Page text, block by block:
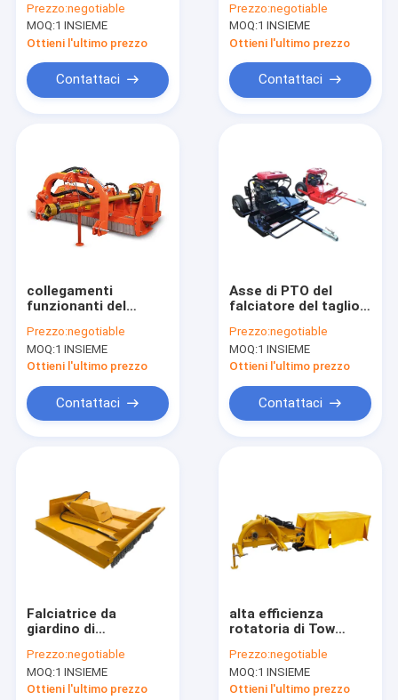
Casa
prodotti
Falciatore compatto del correggiato del trattore
Falciatore del correggiato di ATV
Falciatore del taglio di rivestimento di ATV
Falciatrice da giardino di decespugliatore
trinciatrice di legno dello sfibratore
Separatore del ceppo montato trattore
correggiato del
trattore di
contrappeso
idraulico
Prezzo:negotiable
MOQ:1 INSIEME
Ottieni l'ultimo prezzo
Contattaci
trainabile del
falciatore del
correggiato di
agricoltura ATV del
martello 290kg
Prezzo:negotiable
MOQ:1 INSIEME
Ottieni l'ultimo prezzo
Contattaci
collegamenti
funzionanti del
falciatore EFB del
correggiato della
Banca della fossa del
1790mm
Prezzo:negotiable
MOQ:1 INSIEME
Ottieni l'ultimo prezzo
Contattaci
Asse di PTO del
falciatore del taglio
CE 260kg ATV Tow
Behind Finish
Prezzo:negotiable
MOQ:1 INSIEME
Ottieni l'ultimo prezzo
Contattaci
Falciatrice da
giardino di
Mini Loader Skid
Steer Annex 225kg
per schiarimento
Prezzo:negotiable
MOQ:1 INSIEME
Ottieni l'ultimo prezzo
alta efficienza
rotatoria di Tow
trattore del
falciatore del disco
di 2450mm
Prezzo:negotiable
MOQ:1 INSIEME
Ottieni l'ultimo prezzo